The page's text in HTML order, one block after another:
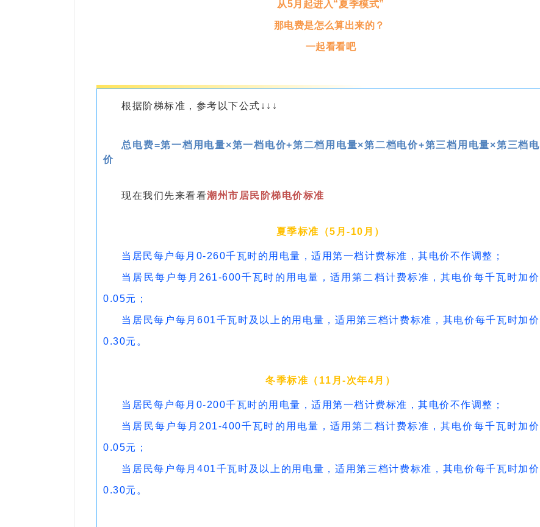
从5月起进入“夏季模式”
那电费是怎么算出来的？
一起看看吧
根据阶梯标准，参考以下公式↓↓↓
总电费=第一档用电量×第一档电价+第二档用电量×第二档电价+第三档用电量×第三档电
价
现在我们先来看看潮州市居民阶梯电价标准
夏季标准（5月-10月）
当居民每户每月0-260千瓦时的用电量，适用第一档计费标准，其电价不作调整；
当居民每户每月261-600千瓦时的用电量，适用第二档计费标准，其电价每千瓦时加价
0.05元；
当居民每户每月601千瓦时及以上的用电量，适用第三档计费标准，其电价每千瓦时加价
0.30元。
冬季标准（11月-次年4月）
当居民每户每月0-200千瓦时的用电量，适用第一档计费标准，其电价不作调整；
当居民每户每月201-400千瓦时的用电量，适用第二档计费标准，其电价每千瓦时加价
0.05元；
当居民每户每月401千瓦时及以上的用电量，适用第三档计费标准，其电价每千瓦时加价
0.30元。